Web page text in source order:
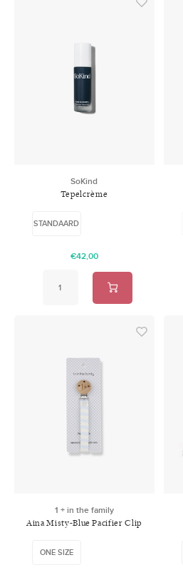
SoKind
Tepelcrème
STANDAARD
€42,00
1 + in the family
Aina Misty-Blue Pacifier Clip
ONE SIZE